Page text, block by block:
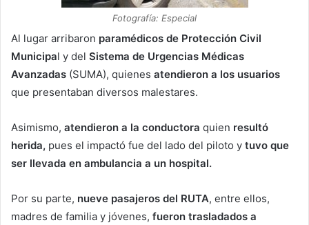
Fotografía: Especial
Al lugar arribaron paramédicos de Protección Civil
Municipal y del Sistema de Urgencias Médicas
Avanzadas (SUMA), quienes atendieron a los usuarios
que presentaban diversos malestares.
Asimismo, atendieron a la conductora quien resultó
herida, pues el impactó fue del lado del piloto y tuvo que
ser llevada en ambulancia a un hospital.
Por su parte, nueve pasajeros del RUTA, entre ellos,
madres de familia y jóvenes, fueron trasladados a